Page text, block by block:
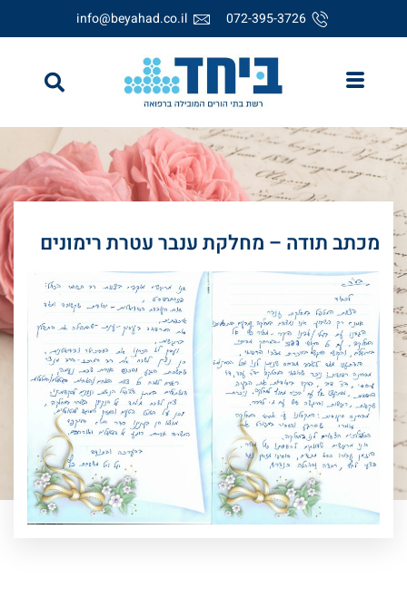
072-395-3726
info@beyahad.co.il
מכתב תודה – מחלקת ענבר עטרת רימונים